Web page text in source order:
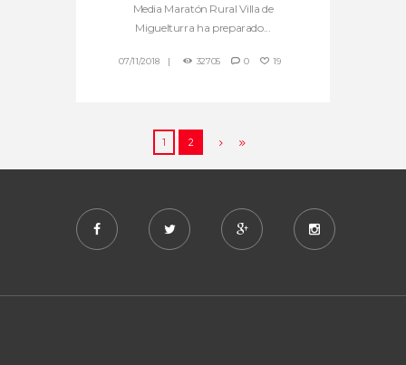
Media Maratón Rural Villa de
Miguelturra ha preparado...
07/11/2018 32705 0 19
1 2